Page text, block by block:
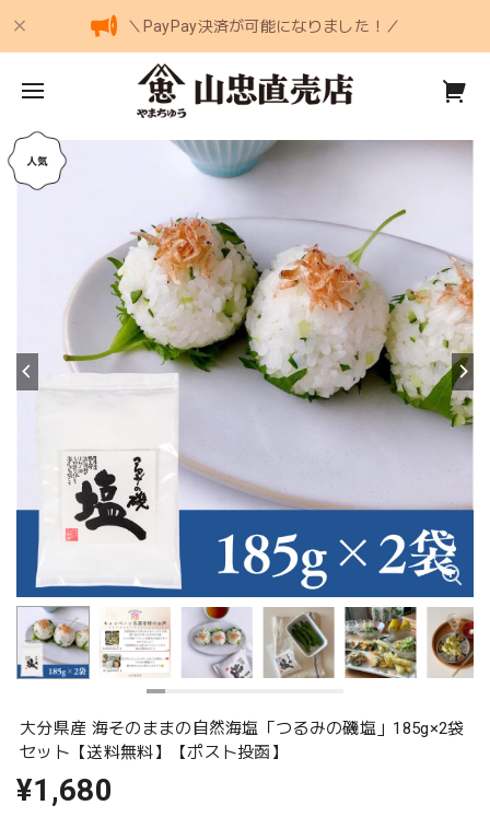
＼PayPay決済が可能になりました！／
大分県産 海そのままの自然海塩「つるみの磯塩」185g×2袋
セット【送料無料】【ポスト投函】
¥1,680